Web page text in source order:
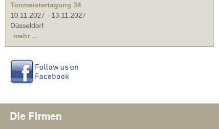
Tonmeistertagung 34
10.11.2027 - 13.11.2027
Düsseldorf
mehr ...
Die Firmen